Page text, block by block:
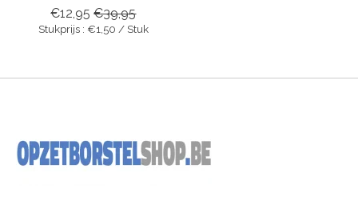
€12,95 €39,95
Stukprijs : €1,50 / Stuk